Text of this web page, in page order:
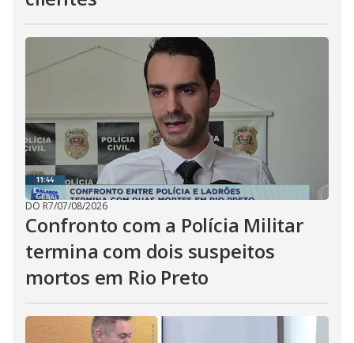
DO R7/07/08/2026
Confronto com a Polícia Militar
termina com dois suspeitos
mortos em Rio Preto